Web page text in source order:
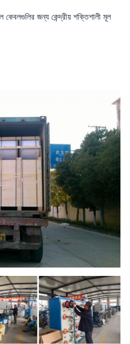
কেবলগুলির জন্য কেন্দ্রীয় শক্তিশালী মূল